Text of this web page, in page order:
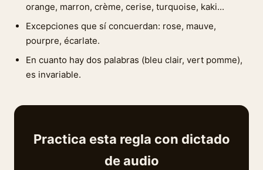
orange, marron, crème, cerise, turquoise, kaki...
Excepciones que sí concuerdan: rose, mauve,
pourpre, écarlate.
En cuanto hay dos palabras (bleu clair, vert pomme),
es invariable.
Practica esta regla con dictado
de audio